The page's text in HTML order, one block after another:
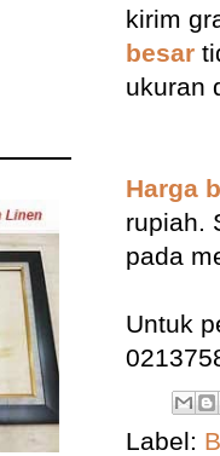
kirim
besar
ukuran
Harga
rupiah.
pada
Untuk
Label: